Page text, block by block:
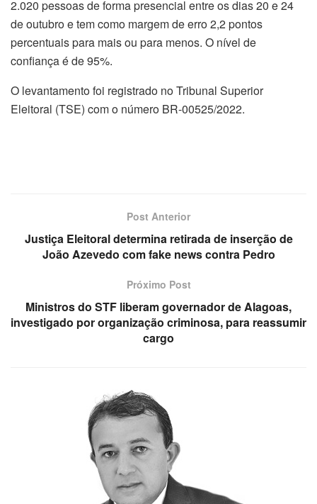
2.020 pessoas de forma presencial entre os dias 20 e 24
de outubro e tem como margem de erro 2,2 pontos
percentuais para mais ou para menos. O nível de
confiança é de 95%.
O levantamento foi registrado no Tribunal Superior
Eleitoral (TSE) com o número BR-00525/2022.
Post Anterior
Justiça Eleitoral determina retirada de inserção de
João Azevedo com fake news contra Pedro
Próximo Post
Ministros do STF liberam governador de Alagoas,
investigado por organização criminosa, para reassumir
cargo